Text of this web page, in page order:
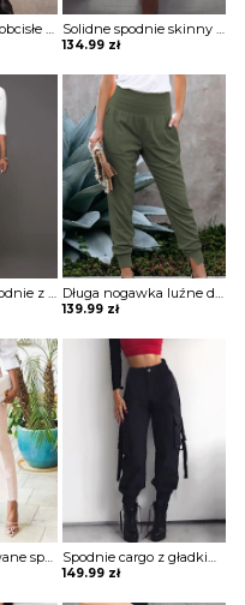
Długa nogawka obcisłe jednolite bez wzoru ściągacz eleganckie skórzane skóra ekologiczna casual spodnie Lue Solidne spodnie skinny z wysokim stanem szorty Katha
134.99 zł
Dwurzędowe spodnie z wysokim stanem i szerokimi nogawkami szorty Thurayya Długa nogawka luźne dresowe jednolite bez wzoru ściągacz marszczenie kieszenie casual spodnie Beezie
139.99 zł
Solidne dopasowane spodnie z kieszeniami Thordis Spodnie cargo z gładkimi kieszeniami Sooja
149.99 zł